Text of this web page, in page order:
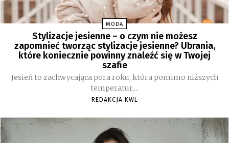
MODA
Stylizacje jesienne – o czym nie możesz
zapomnieć tworząc stylizacje jesienne? Ubrania,
które koniecznie powinny znaleźć się w Twojej
szafie
Jesień to zachwycająca pora roku, która pomimo niższych
temperatur,...
REDAKCJA KWL